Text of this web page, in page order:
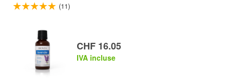
(11)
CHF 16.05
IVA incluse